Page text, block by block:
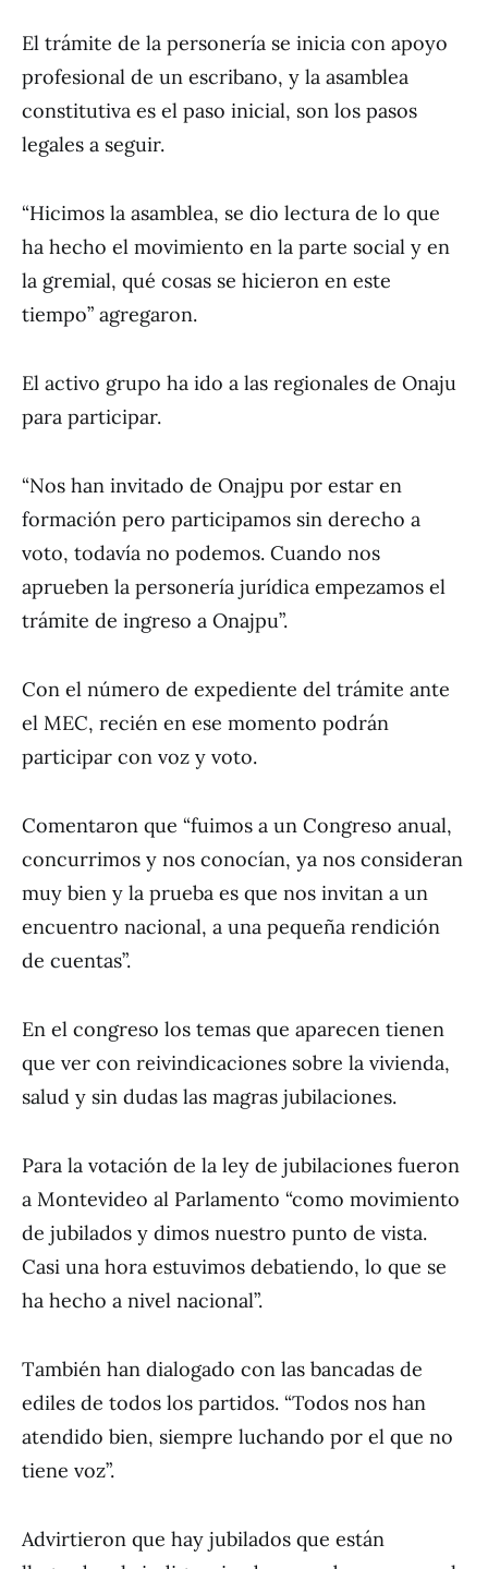
El trámite de la personería se inicia con apoyo
profesional de un escribano, y la asamblea
constitutiva es el paso inicial, son los pasos
legales a seguir.
“Hicimos la asamblea, se dio lectura de lo que
ha hecho el movimiento en la parte social y en
la gremial, qué cosas se hicieron en este
tiempo” agregaron.
El activo grupo ha ido a las regionales de Onaju
para participar.
“Nos han invitado de Onajpu por estar en
formación pero participamos sin derecho a
voto, todavía no podemos. Cuando nos
aprueben la personería jurídica empezamos el
trámite de ingreso a Onajpu”.
Con el número de expediente del trámite ante
el MEC, recién en ese momento podrán
participar con voz y voto.
Comentaron que “fuimos a un Congreso anual,
concurrimos y nos conocían, ya nos consideran
muy bien y la prueba es que nos invitan a un
encuentro nacional, a una pequeña rendición
de cuentas”.
En el congreso los temas que aparecen tienen
que ver con reivindicaciones sobre la vivienda,
salud y sin dudas las magras jubilaciones.
Para la votación de la ley de jubilaciones fueron
a Montevideo al Parlamento “como movimiento
de jubilados y dimos nuestro punto de vista.
Casi una hora estuvimos debatiendo, lo que se
ha hecho a nivel nacional”.
También han dialogado con las bancadas de
ediles de todos los partidos. “Todos nos han
atendido bien, siempre luchando por el que no
tiene voz”.
Advirtieron que hay jubilados que están